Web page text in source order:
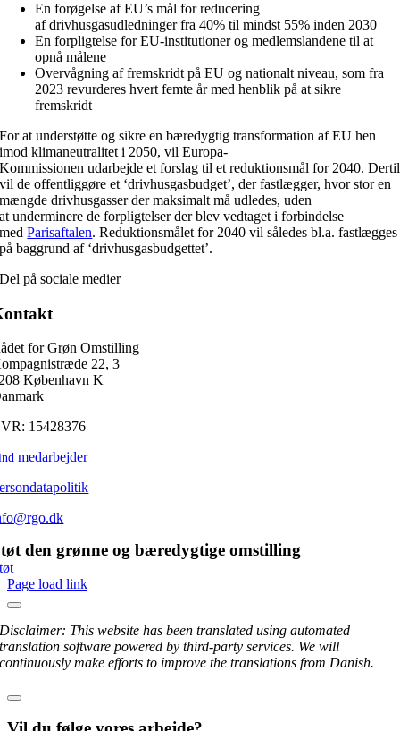
En forøgelse af EU’s mål for reducering
af drivhusgasudledninger fra 40% til mindst 55% inden 2030
En forpligtelse for EU-institutioner og medlemslandene til at
opnå målene
Overvågning af fremskridt på EU og nationalt niveau, som fra
2023 revurderes hvert femte år med henblik på at sikre
fremskridt
For at understøtte og sikre en bæredygtig transformation af EU hen
imod klimaneutralitet i 2050, vil Europa-
Kommissionen udarbejde et forslag til et reduktionsmål for 2040. Dertil
vil de offentliggøre et ‘drivhusgasbudget’, der fastlægger, hvor stor en
mængde drivhusgasser der maksimalt må udledes, uden
at underminere de forpligtelser der blev vedtaget i forbindelse
medParisaftalen. Reduktionsmålet for 2040 vil således bl.a. fastlægges
på baggrund af ‘drivhusgasbudgettet’.
Del på sociale medier
for Grøn Omstilling
22, 3
København K
15428376
medarbejder
den grønne og bæredygtige omstilling
Page load link
Disclaimer: This website has been translated using automated
translation software powered by third-party services. We will
continuously make efforts to improve the translations from Danish.